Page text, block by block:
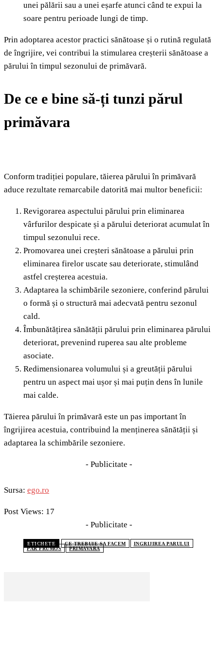
unei pălării sau a unei eșarfe atunci când te expui la
soare pentru perioade lungi de timp.
Prin adoptarea acestor practici sănătoase și o rutină regulată
de îngrijire, vei contribui la stimularea creșterii sănătoase a
părului în timpul sezonului de primăvară.
De ce e bine să-ți tunzi părul
primăvara
Conform tradiției populare, tăierea părului în primăvară
aduce rezultate remarcabile datorită mai multor beneficii:
Revigorarea aspectului părului prin eliminarea
vârfurilor despicate și a părului deteriorat acumulat în
timpul sezonului rece.
Promovarea unei creșteri sănătoase a părului prin
eliminarea firelor uscate sau deteriorate, stimulând
astfel creșterea acestuia.
Adaptarea la schimbările sezoniere, conferind părului
o formă și o structură mai adecvată pentru sezonul
cald.
Îmbunătățirea sănătății părului prin eliminarea părului
deteriorat, prevenind ruperea sau alte probleme
asociate.
Redimensionarea volumului și a greutății părului
pentru un aspect mai ușor și mai puțin dens în lunile
mai calde.
Tăierea părului în primăvară este un pas important în
îngrijirea acestuia, contribuind la menținerea sănătății și
adaptarea la schimbările sezoniere.
- Publicitate -
Sursa: ego.ro
Post Views: 17
- Publicitate -
ETICHETE CE TREBUIE SA FACEM
INGRIJIREA PARULUI
PĂR FRUMOS
PRIMAVARA